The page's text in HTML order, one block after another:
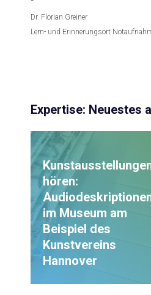
Dr. Florian Greiner
Lern- und Erinnerungsort
Expertise: Neuestes
hören:
im Museum am
Beispiel des
Kunstvereins
Hannover